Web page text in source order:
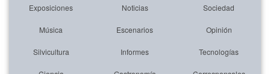
Exposiciones Noticias Sociedad
Música Escenarios Opinión
Silvicultura Informes Tecnologías